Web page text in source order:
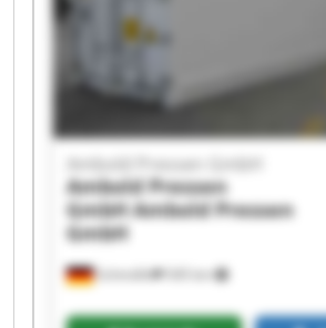
Schmölln 545 km
Ambold Pressen GmbH
Ambold Pressen
GmbHAmbold Pressen
GmbH